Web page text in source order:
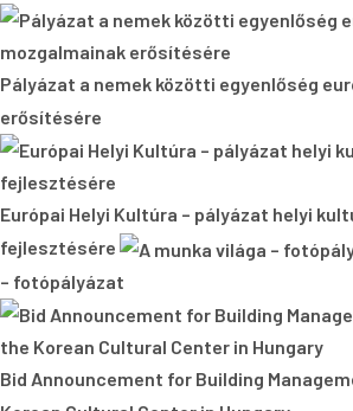
Pályázat a nemek közötti egyenlőség
erősítésére
Európai Helyi Kultúra – pályázat helyi
fejlesztésére
– fotópályázat
Bid Announcement for Building